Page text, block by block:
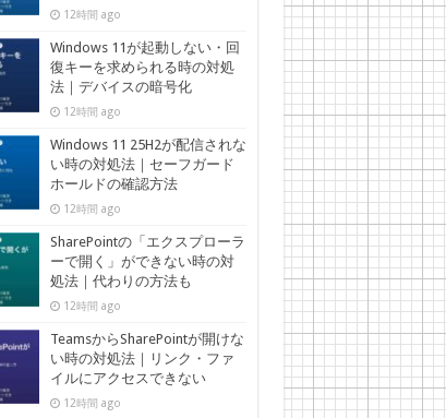
12時間 ago
Windows 11が起動しない・回
復キーを求められる時の対処
法｜デバイスの暗号化
12時間 ago
Windows 11 25H2が配信されな
い時の対処法｜セーフガード
ホールドの確認方法
12時間 ago
SharePointの「エクスプローラ
ーで開く」ができない時の対
処法｜代わりの方法も
12時間 ago
TeamsからSharePointが開けな
い時の対処法｜リンク・ファ
イルにアクセスできない
12時間 ago